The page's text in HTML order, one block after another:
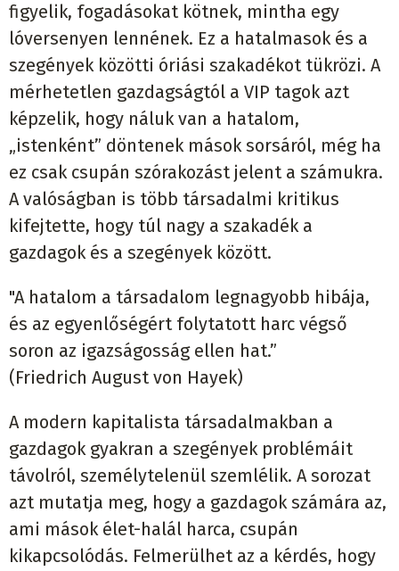
figyelik, fogadásokat kötnek, mintha egy
lóversenyen lennének. Ez a hatalmasok és a
szegények közötti óriási szakadékot tükrözi. A
mérhetetlen gazdagságtól a VIP tagok azt
képzelik, hogy náluk van a hatalom,
„istenként” döntenek mások sorsáról, még ha
ez csak csupán szórakozást jelent a számukra.
A valóságban is több társadalmi kritikus
kifejtette, hogy túl nagy a szakadék a
gazdagok és a szegények között.
"A hatalom a társadalom legnagyobb hibája,
és az egyenlőségért folytatott harc végső
soron az igazságosság ellen hat.”
(Friedrich August von Hayek)
A modern kapitalista társadalmakban a
gazdagok gyakran a szegények problémáit
távolról, személytelenül szemlélik. A sorozat
azt mutatja meg, hogy a gazdagok számára az,
ami mások élet-halál harca, csupán
kikapcsolódás. Felmerülhet az a kérdés, hogy